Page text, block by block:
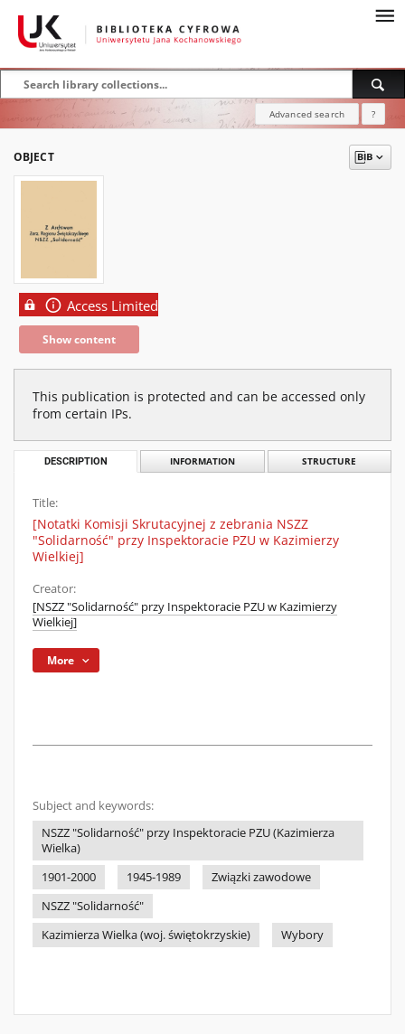
Advanced search ?
OBJECT
Access Limited
Show content
This publication is protected and can be accessed only
from certain IPs.
DESCRIPTION INFORMATION STRUCTURE
Title:
[Notatki Komisji Skrutacyjnej z zebrania NSZZ
"Solidarność" przy Inspektoracie PZU w Kazimierzy
Wielkiej]
Creator:
[NSZZ "Solidarność" przy Inspektoracie PZU w Kazimierzy
Wielkiej]
More
Subject and keywords:
NSZZ "Solidarność" przy Inspektoracie PZU (Kazimierza
Wielka)
1901-2000
1945-1989
Związki zawodowe
NSZZ "Solidarność"
Kazimierza Wielka (woj. świętokrzyskie)
Wybory